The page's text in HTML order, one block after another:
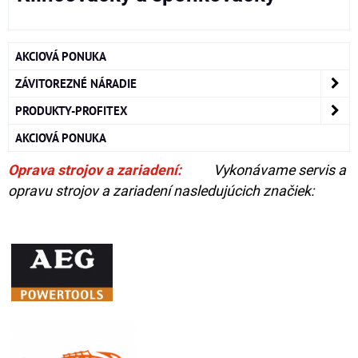
AKCIOVÁ PONUKA
ZÁVITOREZNÉ NÁRADIE
PRODUKTY-PROFITEX
AKCIOVÁ PONUKA
Oprava strojov a zariadení:
Vykonávame servis a
opravu strojov a zariadení nasledujúcich značiek: